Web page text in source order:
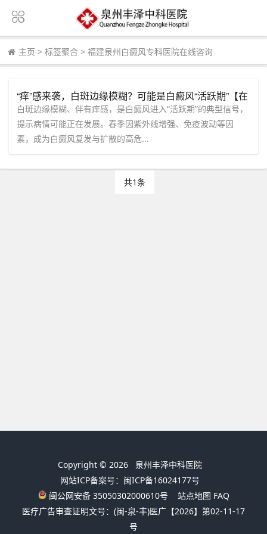
主页 > 标签聚合 > 福建泉州白癜风专科医院在线咨询
“痒”感来袭，白斑边缘模糊？可能是白癜风“活跃期”【在
线咨询】获取泉州中科医院春季防复发个性化方案。
白斑边缘模糊、伴有痒感，是白癜风进入“活跃期”的典型信号，
提示病情可能正在发展。春季因紫外线增强、免疫波动等因
素，成为白癜风复发与扩散的高危...
共1条
Copyright © 2026 泉州丰泽中科医院
网站ICP备案号：闽ICP备16024177号
闽公网安备 35050302000610号
站点地图 FAQ
医疗广告审查证明文号：(闽-泉-丰)医广【2026】第02-11-17
号